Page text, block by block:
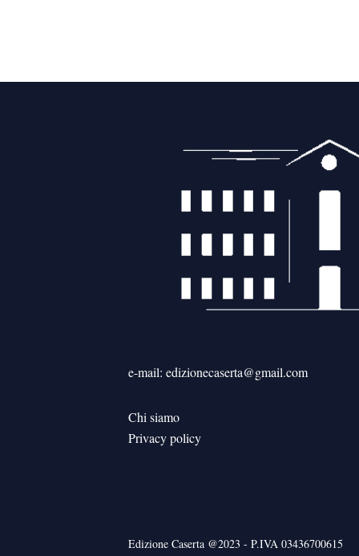
e-mail: edizionecaserta@gmail.com
Chi siamo
Privacy policy
Edizione Caserta @2023 - P.IVA 03436700615